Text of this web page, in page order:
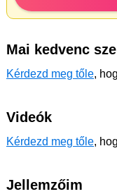
Mai kedvenc
Kérdezd meg tőle,
Videók
Kérdezd meg tőle,
Jellemzőim